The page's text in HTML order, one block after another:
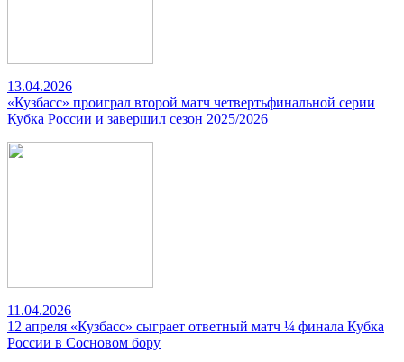
13.04.2026
«Кузбасс» проиграл второй матч четвертьфинальной серии
Кубка России и завершил сезон 2025/2026
11.04.2026
12 апреля «Кузбасс» сыграет ответный матч ¼ финала Кубка
России в Сосновом бору